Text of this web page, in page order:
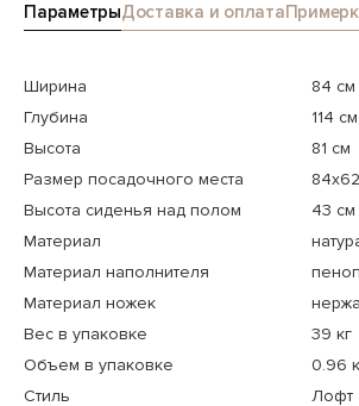
ПараметрыДоставка и оплата
Ширина
84 см
Глубина
114 см
Высота
81 см
Размер посадочного места
Высота сиденья над полом
43 см
Материал
Материал наполнителя
Материал ножек
Вес в упаковке
39 кг
Объем в упаковке
0.96
Стиль
Лофт